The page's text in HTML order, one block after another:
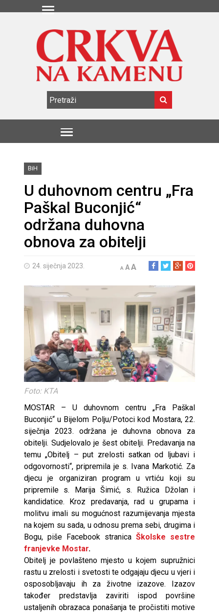
BiH
U duhovnom centru „Fra
Paškal Buconjić“
održana duhovna
obnova za obitelji
24. siječnja 2023. A AA
Foto: KTA
MOSTAR – U duhovnom centru „Fra Paškal
Buconjić“ u Bijelom Polju/Potoci kod Mostara, 22.
siječnja 2023. održana je duhovna obnova za
obitelji. Sudjelovalo je šest obitelji. Predavanja na
temu „Obitelj – put zrelosti satkan od ljubavi i
odgovornosti“, pripremila je s. Ivana Markotić. Za
djecu je organiziran program u vrtiću koji su
pripremile s. Marija Šimić, s. Ružica Džolan i
kandidatice. Kroz predavanja, rad u grupama i
molitvu imali su mogućnost razumijevanja mjesta
na kojem su sada, u odnosu prema sebi, drugima i
Bogu, piše Facebook stranica Školske sestre
franjevke Mostar.
Obitelj je povlašteno mjesto u kojem supružnici
rastu u zrelosti i svetosti te odgajaju djecu u vjeri i
osposobljavaju ih za životne izazove. Izazov
također predstavlja zaviriti ispod površine
ustaljenih obrazaca ponašanja te pročistiti motive